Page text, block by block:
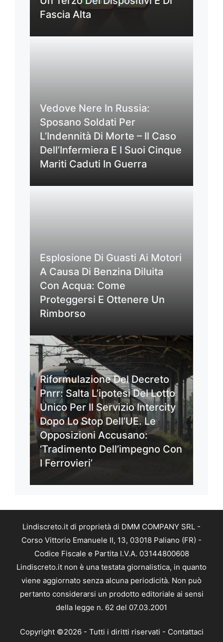
Fascia Alta
Vedove Nere In Russia:
Sposano Soldati Per
L’Indennità Di Morte – Il Caso
Dell’Infermiera E I Suoi Cinque
Mariti Caduti In Guerra
Esplosione Di Guasti Ai Motori
A Causa Di Benzina Diluita
Con Acqua: Come
Proteggersi E Ottenere Un
Rimborso
Riformulazione Del Decreto
Pnrr: Salta L’ipotesi Del Lotto
Unico Per Il Servizio Intercity
Dopo Lo Stop Dell’UE. Le
Opposizioni Accusano:
‘Tradimento Dell’impegno Con
I Ferrovieri’
Lindiscreto.it di proprietà di DMM COMPANY SRL -
Corso Vittorio Emanuele II, 13, 03018 Paliano (FR) -
Codice Fiscale e Partita I.V.A. 03144800608
Lindiscreto.it non è una testata giornalistica, in quanto
viene aggiornato senza alcuna periodicità. Non può
pertanto considerarsi un prodotto editoriale ai sensi
della legge n. 62 del 07.03.2001
Copyright ©2026 - Tutti i diritti riservati - Contattaci